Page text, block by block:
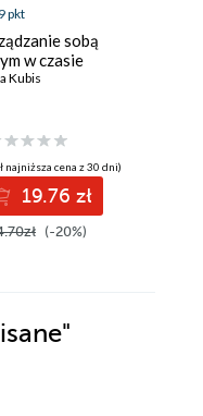
pkt
sobą
w czasie
Kubis
najniższa cena z 30 dni)
19.76 zł
(-20%)